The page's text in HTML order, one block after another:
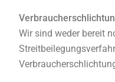
Wir sind weder bereit